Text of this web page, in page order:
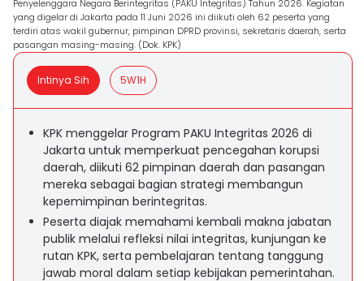
Penyelenggara Negara Berintegritas (PAKU Integritas) Tahun 2026. Kegiatan
yang digelar di Jakarta pada 11 Juni 2026 ini diikuti oleh 62 peserta yang
terdiri atas wakil gubernur, pimpinan DPRD provinsi, sekretaris daerah, serta
pasangan masing-masing. (Dok. KPK)
Intinya Sih 5W1H
KPK menggelar Program PAKU Integritas 2026 di
Jakarta untuk memperkuat pencegahan korupsi
daerah, diikuti 62 pimpinan daerah dan pasangan
mereka sebagai bagian strategi membangun
kepemimpinan berintegritas.
Peserta diajak memahami kembali makna jabatan
publik melalui refleksi nilai integritas, kunjungan ke
rutan KPK, serta pembelajaran tentang tanggung
jawab moral dalam setiap kebijakan pemerintahan.